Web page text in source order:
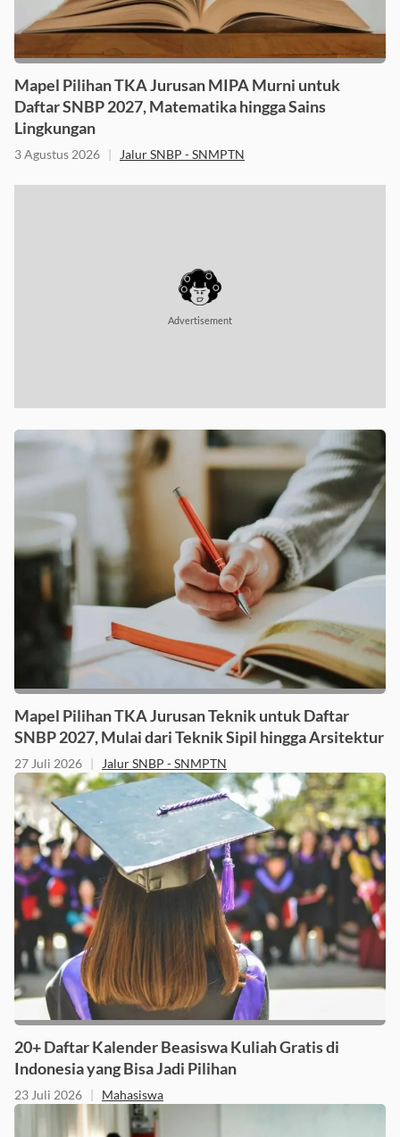
Mapel Pilihan TKA Jurusan MIPA Murni untuk
Daftar SNBP 2027, Matematika hingga Sains
Lingkungan
Mapel Pilihan TKA Jurusan Teknik untuk Daftar
SNBP 2027, Mulai dari Teknik Sipil hingga Arsitektur
27 Juli 2026 | Jalur SNBP - SNMPTN
20+ Daftar Kalender Beasiswa Kuliah Gratis di
Indonesia yang Bisa Jadi Pilihan
23 Juli 2026 Mahasiswa